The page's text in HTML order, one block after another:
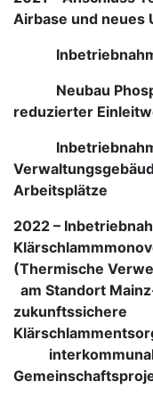
Airbase und neues
Inbetriebnahme
Neubau
reduzierter
Arbeitsplätze
2022 –
(Thermische
am Standort
zukunftssichere